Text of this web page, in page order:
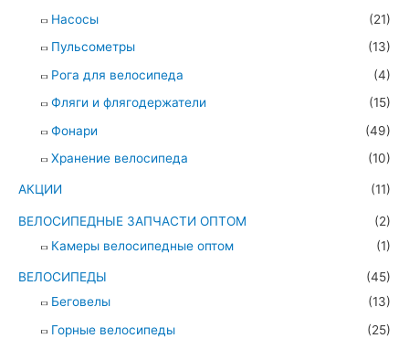
Насосы
(21)
Пульсометры
(13)
Рога для велосипеда
(4)
Фляги и флягодержатели
(15)
Фонари
(49)
Хранение велосипеда
(10)
АКЦИИ (11)
ВЕЛОСИПЕДНЫЕ ЗАПЧАСТИ ОПТОМ
(2)
Камеры велосипедные оптом
(1)
ВЕЛОСИПЕДЫ
(45)
Беговелы
(13)
Горные велосипеды
(25)